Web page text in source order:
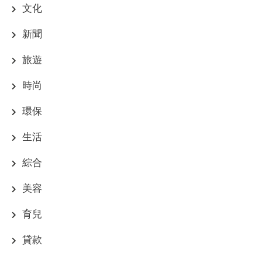
文化
新聞
旅遊
時尚
環保
生活
綜合
美容
育兒
貸款